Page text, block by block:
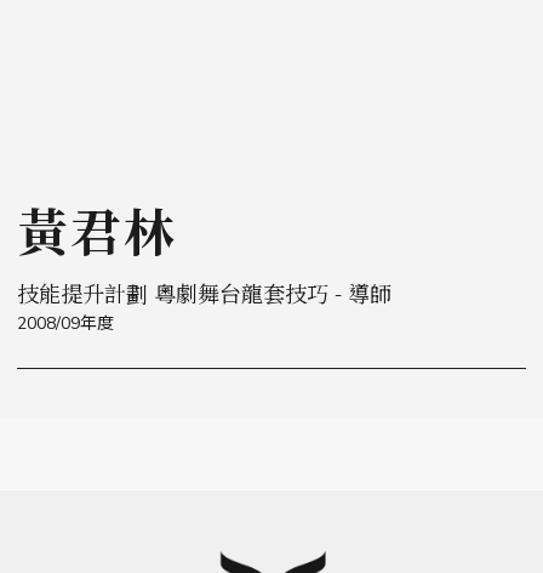
黃君林
技能提升計劃 粵劇舞台龍套技巧 - 導師
2008/09年度